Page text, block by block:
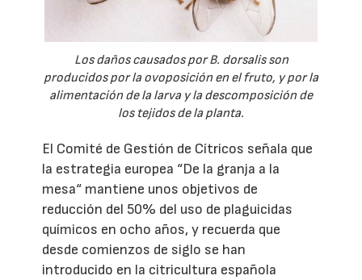
Los daños causados por B. dorsalis son
producidos por la ovoposición en el fruto, y por la
alimentación de la larva y la descomposición de
los tejidos de la planta.
El Comité de Gestión de Cítricos señala que
la estrategia europea “De la granja a la
mesa“ mantiene unos objetivos de
reducción del 50% del uso de plaguicidas
químicos en ocho años, y recuerda que
desde comienzos de siglo se han
introducido en la citricultura española